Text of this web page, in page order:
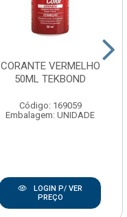
CORANTE VERMELHO
50ML TEKBOND
Código: 169059
Embalagem: UNIDADE
LOGIN P/ VER
PREÇO